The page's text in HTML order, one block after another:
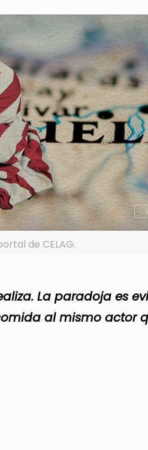
de CELAG.
La paradoja es
al mismo actor